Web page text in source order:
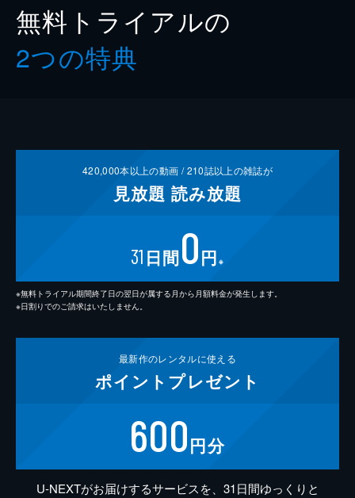
無料トライアルの
2つの特典
420,000本以上の動画 /210誌以上の雑誌が
見放題 読み放題
31 日間0円 ※
※無料トライアル期間終了日の翌日が属する月から月額料金が発生します。
※日割りでのご請求はいたしません。
最新作のレンタルに使える
ポイント プレゼント
600円分
U-NEXTがお届けするサービスを、31日間ゆっくりと